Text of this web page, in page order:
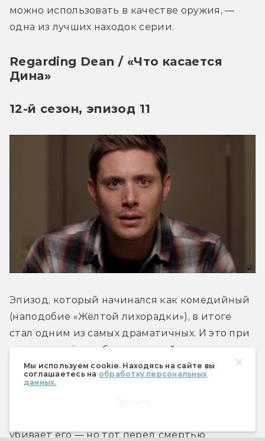
Мы используем cookie. Находясь на сайте вы
соглашаетесь на обработку персональных
данных.
можно использовать в качестве оружия, —
одна из лучших находок серии.
Regarding Dean / «Что касается
Дина»
12-й сезон, эпизод 11
Эпизод, который начинался как комедийный
(наподобие «Жёлтой лихорадки»), в итоге
стал одним из самых драматичных. И это при
том, что в нём не было смертей основных —
или просто полюбившихся зрителю —
персонажей.
убивает его — но тот перед смертью